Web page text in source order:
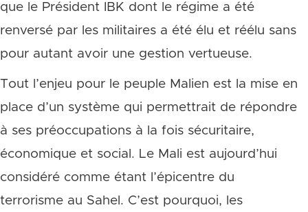
que le Président IBK dont le régime a été
renversé par les militaires a été élu et réélu sans
pour autant avoir une gestion vertueuse.
Tout l’enjeu pour le peuple Malien est la mise en
place d’un système qui permettrait de répondre
à ses préoccupations à la fois sécuritaire,
économique et social. Le Mali est aujourd’hui
considéré comme étant l’épicentre du
terrorisme au Sahel. C’est pourquoi, les